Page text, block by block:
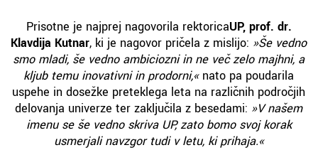
Prisotne je najprej nagovorila rektoricaUP, prof. dr.
Klavdija Kutnar, ki je nagovor pričela z mislijo: »Še vedno
smo mladi, še vedno ambiciozni in ne več zelo majhni, a
kljub temu inovativni in prodorni,«nato pa poudarila
uspehe in dosežke preteklega leta na različnih področjih
delovanja univerze ter zaključila z besedami: »V našem
imenu se še vedno skriva UP, zato bomo svoj korak
usmerjali navzgor tudi v letu, ki prihaja.«